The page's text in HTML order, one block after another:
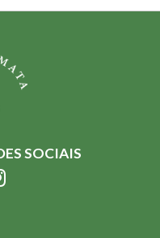
SOCIAIS